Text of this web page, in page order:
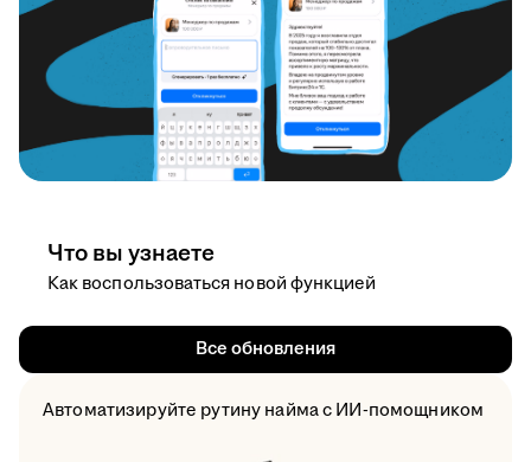
Что вы узнаете
Как воспользоваться новой функцией
Все обновления
Автоматизируйте рутину найма с ИИ-помощником